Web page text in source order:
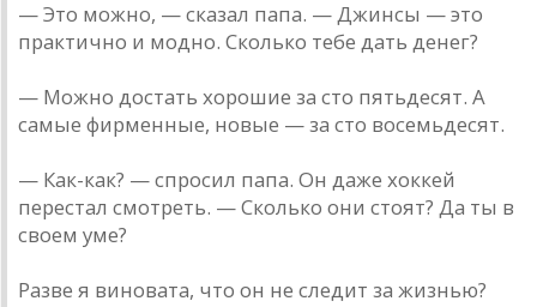
— Это можно, — сказал папа. — Джинсы — это
практично и модно. Сколько тебе дать денег?
— Можно достать хорошие за сто пятьдесят. А
самые фирменные, новые — за сто восемьдесят.
— Как-как? — спросил папа. Он даже хоккей
перестал смотреть. — Сколько они стоят? Да ты в
своем уме?
Разве я виновата, что он не следит за жизнью?